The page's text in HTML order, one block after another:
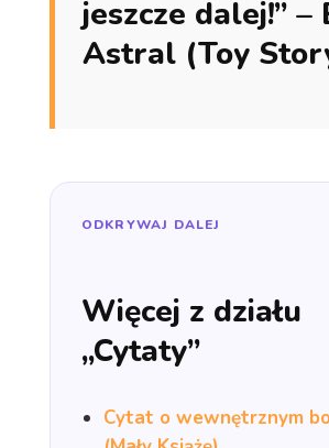
jeszcze dalej!” –
Astral (Toy
ODKRYWAJ DALEJ
Więcej z działu
„Cytaty”
Cytat o wewnętrznym